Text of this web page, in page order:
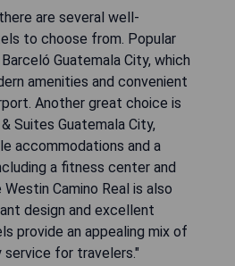
are several well-
to choose from. Popular
Guatemala City, which
amenities and convenient
Another great choice is
Suites Guatemala City,
accommodations and a
a fitness center and
Camino Real is also
design and excellent
provide an appealing mix of
for travelers."